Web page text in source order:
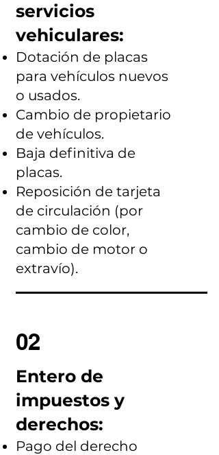
servicios
vehiculares:
Dotación de placas
para vehículos nuevos
o usados.
Cambio de propietario
de vehículos.
Baja definitiva de
placas.
Reposición de tarjeta
de circulación (por
cambio de color,
cambio de motor o
extravío).
02
Entero de
impuestos y
derechos:
Pago del derecho